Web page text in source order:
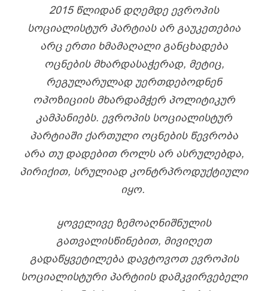
2015 ᲬᲚᲘᲓᲐᲜ ᲓᲦᲔᲛᲓᲔ ᲔᲕᲠᲝᲞᲘᲡ
ᲡᲝᲪᲘᲐᲚᲘᲡᲢᲣᲠ ᲞᲐᲠᲢᲘᲐᲡ ᲐᲠ ᲒᲐᲣᲙᲔᲗᲔᲑᲘᲐ
ᲐᲠᲪ ᲔᲠᲗᲘ ᲮᲛᲐᲛᲐᲦᲐᲚᲘ ᲒᲐᲜᲪᲮᲐᲓᲔᲑᲐ
ᲝᲪᲜᲔᲑᲘᲡ ᲛᲮᲐᲠᲓᲐᲡᲐᲭᲔᲠᲐᲓ, ᲛᲔᲢᲘᲪ,
ᲠᲔᲒᲣᲚᲐᲠᲣᲚᲐᲓ ᲣᲔᲠᲗᲓᲔᲑᲝᲓᲜᲔᲜ
ᲝᲞᲝᲖᲘᲪᲘᲘᲡ ᲛᲮᲐᲠᲓᲐᲛᲭᲔᲠ ᲞᲝᲚᲘᲢᲘᲙᲣᲠ
ᲙᲐᲛᲞᲐᲜᲘᲔᲑᲡ. ᲔᲕᲠᲝᲞᲘᲡ ᲡᲝᲪᲘᲐᲚᲘᲡᲢᲣᲠ
ᲞᲐᲠᲢᲘᲐᲨᲘ ᲥᲐᲠᲗᲣᲚᲘ ᲝᲪᲜᲔᲑᲘᲡ ᲬᲔᲕᲠᲝᲑᲐ
ᲐᲠᲐ ᲗᲣ ᲓᲐᲓᲔᲑᲘᲗ ᲠᲝᲚᲡ ᲐᲠ ᲐᲡᲠᲣᲚᲔᲑᲓᲐ,
ᲞᲘᲠᲘᲥᲘᲗ, ᲡᲠᲣᲚᲘᲐᲓ ᲙᲝᲜᲢᲠᲞᲠᲝᲓᲣᲥᲢᲘᲣᲚᲘ
ᲘᲧᲝ.
ᲧᲝᲕᲔᲚᲘᲕᲔ ᲖᲔᲛᲝᲐᲦᲜᲘᲨᲜᲣᲚᲘᲡ
ᲒᲐᲗᲕᲐᲚᲘᲡᲬᲘᲜᲔᲑᲘᲗ, ᲛᲘᲕᲘᲦᲔᲗ
ᲒᲐᲓᲐᲬᲧᲕᲔᲢᲘᲚᲔᲑᲐ ᲓᲐᲕᲢᲝᲕᲝᲗ ᲔᲕᲠᲝᲞᲘᲡ
ᲡᲝᲪᲘᲐᲚᲘᲡᲢᲣᲠᲘ ᲞᲐᲠᲢᲘᲘᲡ ᲓᲐᲛᲙᲕᲘᲠᲕᲔᲑᲔᲚᲘ